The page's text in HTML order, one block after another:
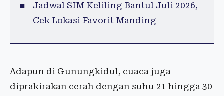
Jadwal SIM Keliling Bantul Juli 2026,
Cek Lokasi Favorit Manding
Adapun di Gunungkidul, cuaca juga
diprakirakan cerah dengan suhu 21 hingga 30